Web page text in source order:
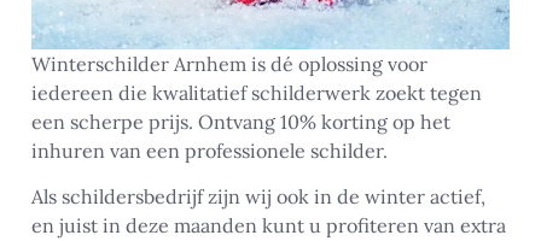
Winterschilder Arnhem is dé oplossing voor
iedereen die kwalitatief schilderwerk zoekt tegen
een scherpe prijs. Ontvang 10% korting op het
inhuren van een professionele schilder.
Als schildersbedrijf zijn wij ook in de winter actief,
en juist in deze maanden kunt u profiteren van extra